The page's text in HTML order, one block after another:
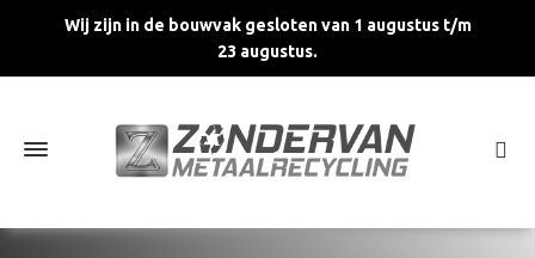
Wij zijn in de bouwvak gesloten van 1 augustus t/m
23 augustus.